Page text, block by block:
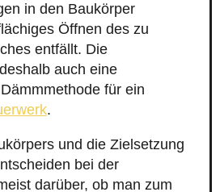
in den Baukörper
Öffnen des zu
entfällt. Die
auch eine
für ein
.
und die Zielsetzung
bei der
darüber, ob man zum